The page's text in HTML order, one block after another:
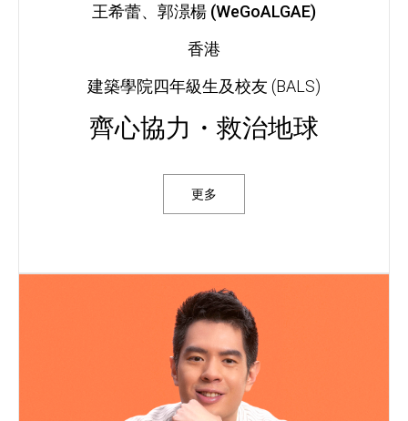
王希蕾、郭澋楊 (WeGoALGAE)
香港
建築學院四年級生及校友 (BALS)
齊心協力・救治地球
更多